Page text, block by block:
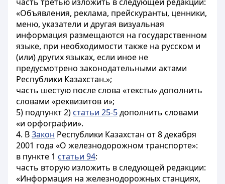
«Объявления, реклама, прейскуранты, ценники,
меню, указатели и другая визуальная
информация размещаются на государственном
языке, при необходимости также на русском и
(или) других языках, если иное не
предусмотрено законодательными актами
Республики Казахстан.»;
часть шестую после слова «тексты» дополнить
словами «реквизитов и»;
5) подпункт 2) статьи 25-5дополнить словами
«и орфографии».
4. ВЗакон Республики Казахстан от 8 декабря
2001 года «О железнодорожном транспорте»:
в пункте 1 статьи 94:
часть вторую изложить в следующей редакции:
«Информация на железнодорожных станциях,